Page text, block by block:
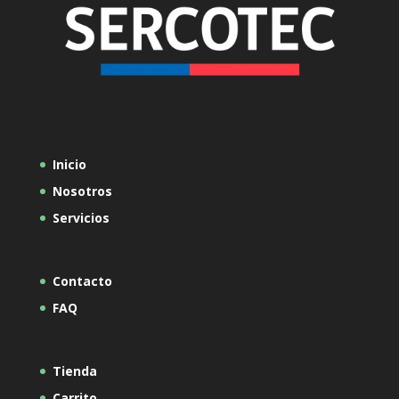
Inicio
Nosotros
Servicios
Contacto
FAQ
Tienda